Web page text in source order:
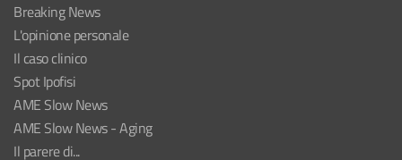
Breaking News
L'opinione personale
Il caso clinico
Spot Ipofisi
AME Slow News
AME Slow News - Aging
Il parere di...